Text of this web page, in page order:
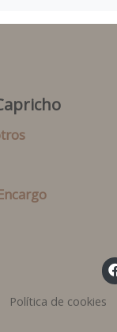
Política de cookies